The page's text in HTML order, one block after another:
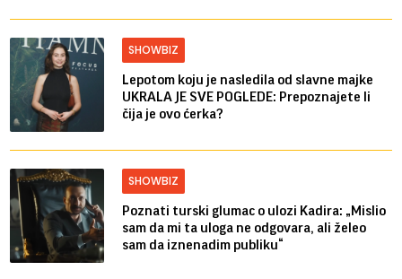
SHOWBIZ
Lepotom koju je nasledila od slavne majke
UKRALA JE SVE POGLEDE: Prepoznajete li
čija je ovo ćerka?
SHOWBIZ
Poznati turski glumac o ulozi Kadira: „Mislio
sam da mi ta uloga ne odgovara, ali želeo
sam da iznenadim publiku“